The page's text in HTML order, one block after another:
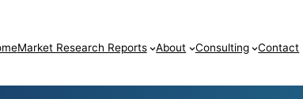
Market Research Reports About Consulting Contact